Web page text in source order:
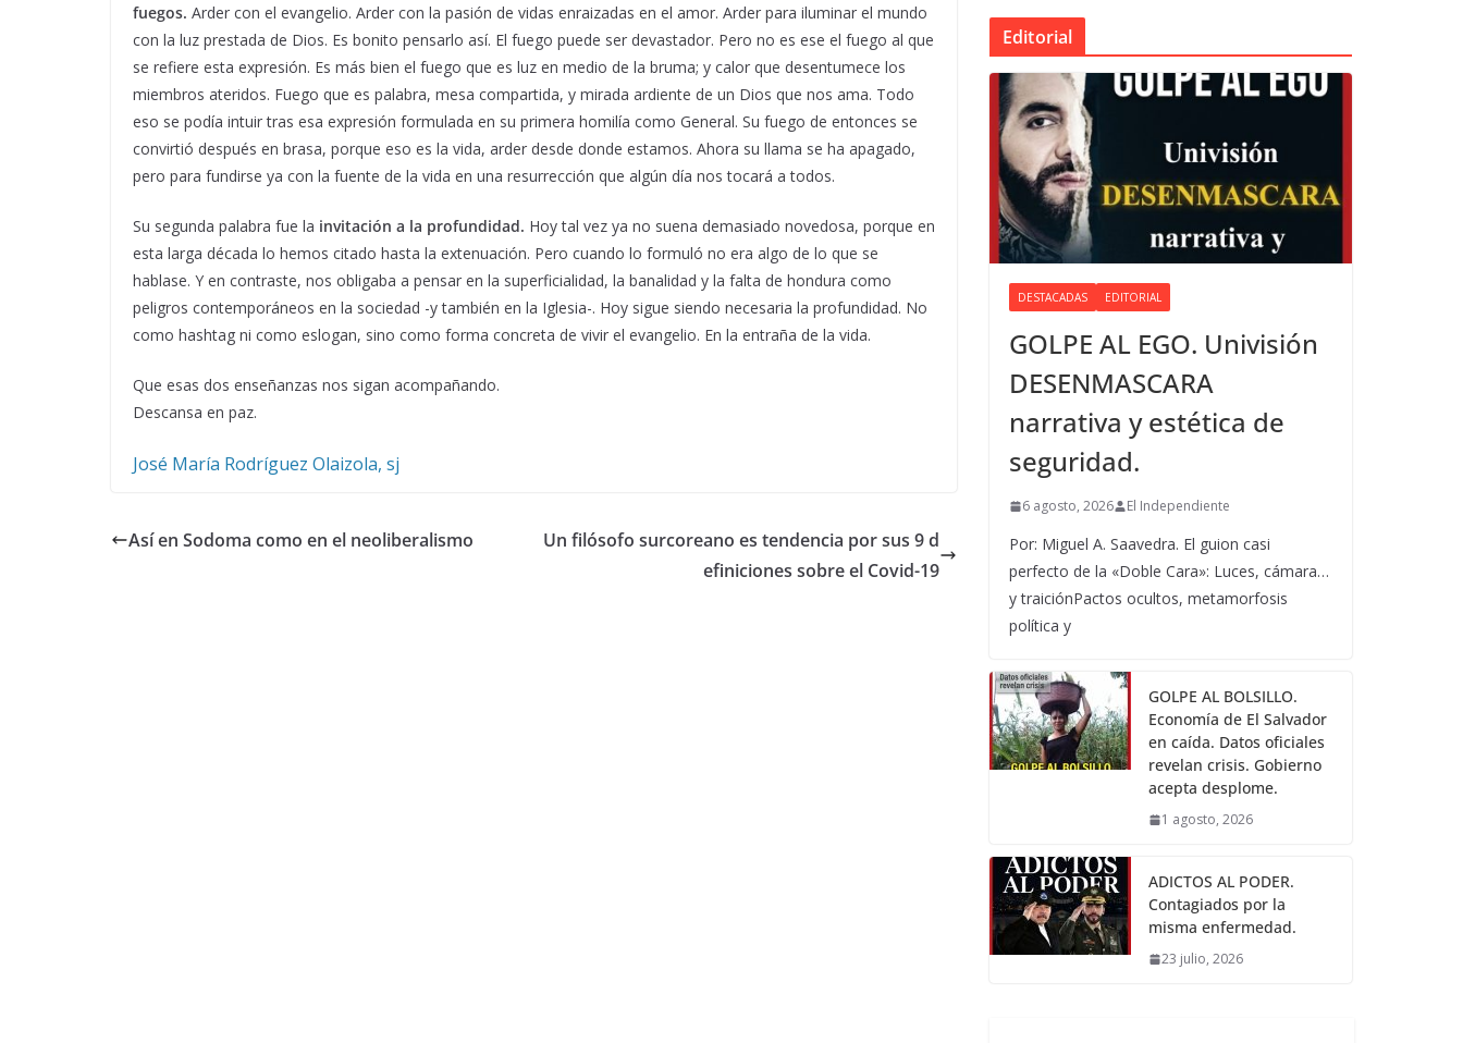
fuegos. Arder con el evangelio. Arder con la pasión de vidas enraizadas en el amor. Arder para iluminar el mundo
con la luz prestada de Dios. Es bonito pensarlo así. El fuego puede ser devastador. Pero no es ese el fuego al que
se refiere esta expresión. Es más bien el fuego que es luz en medio de la bruma; y calor que desentumece los
miembros ateridos. Fuego que es palabra, mesa compartida, y mirada ardiente de un Dios que nos ama. Todo
eso se podía intuir tras esa expresión formulada en su primera homilía como General. Su fuego de entonces se
convirtió después en brasa, porque eso es la vida, arder desde donde estamos. Ahora su llama se ha apagado,
pero para fundirse ya con la fuente de la vida en una resurrección que algún día nos tocará a todos.
Su segunda palabra fue la invitación a la profundidad. Hoy tal vez ya no suena demasiado novedosa, porque en
esta larga década lo hemos citado hasta la extenuación. Pero cuando lo formuló no era algo de lo que se
hablase. Y en contraste, nos obligaba a pensar en la superficialidad, la banalidad y la falta de hondura como
peligros contemporáneos en la sociedad -y también en la Iglesia-. Hoy sigue siendo necesaria la profundidad. No
como hashtag ni como eslogan, sino como forma concreta de vivir el evangelio. En la entraña de la vida.
Que esas dos enseñanzas nos sigan acompañando.
Descansa en paz.
José María Rodríguez Olaizola, sj
Así en Sodoma como en el neoliberalismo
Un filósofo surcoreano es tendencia por sus 9 d
efiniciones sobre el Covid-19
Editorial
DESTACADAS EDITORIAL
GOLPE AL EGO. Univisión
DESENMASCARA
narrativa y estética de
seguridad.
6 agosto, 2026 El Independiente
Por: Miguel A. Saavedra. El guion casi
perfecto de la «Doble Cara»: Luces, cámara…
y traiciónPactos ocultos, metamorfosis
política y
GOLPE AL BOLSILLO.
Economía de El Salvador
en caída. Datos oficiales
revelan crisis. Gobierno
acepta desplome.
1 agosto, 2026
ADICTOS AL PODER.
Contagiados por la
misma enfermedad.
23 julio, 2026